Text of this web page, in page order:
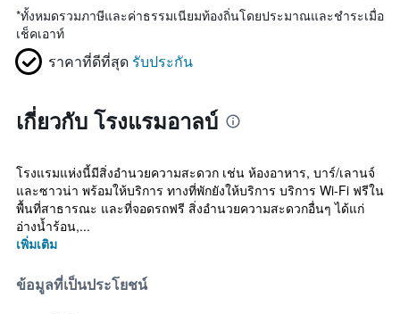
*ทั้งหมดรวมภาษีและค่าธรรมเนียมท้องถิ่นโดยประมาณและชำระเมื่อ
เช็คเอาท์
ราคาที่ดีที่สุด รับประกัน
เกี่ยวกับ โรงแรมอาลบ์
โรงแรมแห่งนี้มีสิ่งอำนวยความสะดวก เช่น ห้องอาหาร, บาร์/เลานจ์
และซาวน่า พร้อมให้บริการ ทางที่พักยังให้บริการ บริการ Wi-Fi ฟรีใน
พื้นที่สาธารณะ และที่จอดรถฟรี สิ่งอำนวยความสะดวกอื่นๆ ได้แก่
อ่างน้ำร้อน,...
เพิ่มเติม
ข้อมูลที่เป็นประโยชน์